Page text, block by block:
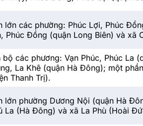
lớn các phường: Phúc Lợi, Phúc
Phúc Đồng (quận Long Biên) và xã
bộ các phương: Vạn Phúc, Phúc La
La Khê (quận Hà Đông); một
Thanh Trị).
lớn phường Dương Nội (quận Hà
La (Hà Đông) và xã La Phù (Hoài